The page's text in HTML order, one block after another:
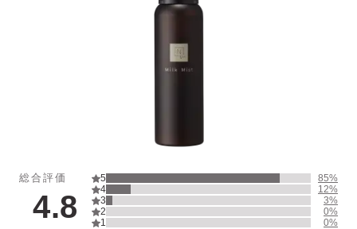
Mask
Serum/Cream
その他
総合評価
4.8
5 85%
4
12%
3
3%
2
0%
1
0%